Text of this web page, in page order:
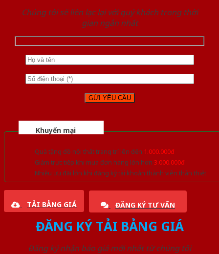
Chúng tôi sẽ liên lạc lại với quý khách trong thời
gian ngắn nhất
Khuyến mại
Quà tặng đồ nội thất trang trí lên đến 1.000.000đ
Giảm trực tiếp khi mua đơn hàng lớn hơn 3.000.000đ
Nhiều ưu đãi lớn khi đăng ký tài khoản thành viên thân thiết
TẢI BẢNG GIÁ ĐĂNG KÝ TƯ VẤN
ĐĂNG KÝ TẢI BẢNG GIÁ
Đăng ký nhận báo giá mới nhất từ chúng tôi